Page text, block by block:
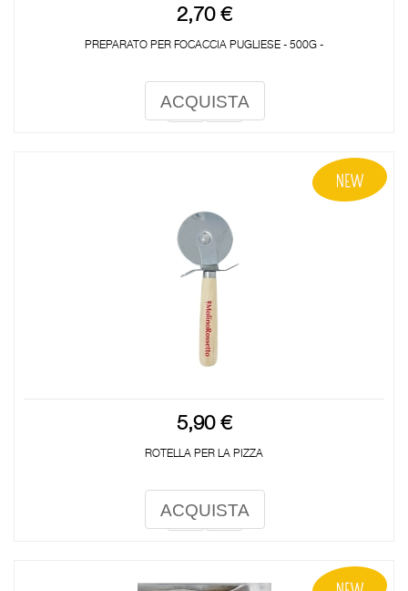
2,70 €
PREPARATO PER FOCACCIA PUGLIESE - 500G -
ACQUISTA
5,90 €
ROTELLA PER LA PIZZA
ACQUISTA